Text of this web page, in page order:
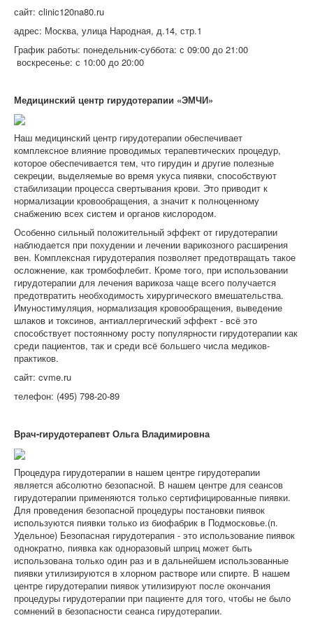
сайт: clinic120na80.ru
адрес: Москва, улица Народная, д.14, стр.1
График работы: понедельник-суббота: с 09:00 до 21:00
воскресенье: с 10:00 до 20:00
Медицинский центр гирудотерапии «ЭМЧИ»
Наш медицинский центр гирудотерапии обеспечивает
комплексное влияние проводимых терапевтических процедур,
которое обеспечивается тем, что гирудин и другие полезные
секреции, выделяемые во время укуса пиявки, способствуют
стабилизации процесса свертывания крови. Это приводит к
нормализации кровообращения, а значит к полноценному
снабжению всех систем и органов кислородом.
Особенно сильный положительный эффект от гирудотерапии
наблюдается при похудении и лечении варикозного расширения
вен. Комплексная гирудотерапия позволяет предотвращать такое
осложнение, как тромбофлебит. Кроме того, при использовании
гирудотерапии для лечения варикоза чаще всего получается
предотвратить необходимость хирургического вмешательства.
Имуностимуляция, нормализация кровообращения, выведение
шлаков и токсинов, антиаллергический эффект - всё это
способствует постоянному росту популярности гирудотерапии как
среди пациентов, так и среди всё большего числа медиков-
практиков.
сайт: cvme.ru
телефон: (495) 798-20-89
Врач-гирудотерапевт Ольга Владимировна
Процедура гирудотерапии в нашем центре гирудотерапии
является абсолютно безопасной. В нашем центре для сеансов
гирудотерапии применяются только сертифицированные пиявки.
Для проведения безопасной процедуры постановки пиявок
используются пиявки только из биофабрик в Подмосковье.(п.
Удельное) Безопасная гирудотерапия - это использование пиявок
однократно, пиявка как одноразовый шприц может быть
использована только один раз и в дальнейшем использованные
пиявки утилизируются в хлорном растворе или спирте. В нашем
центре гирудотерапии пиявок утилизируют после окончания
процедуры гирудотерапии при пациенте для того, чтобы не было
сомнений в безопасности сеанса гирудотерапии.